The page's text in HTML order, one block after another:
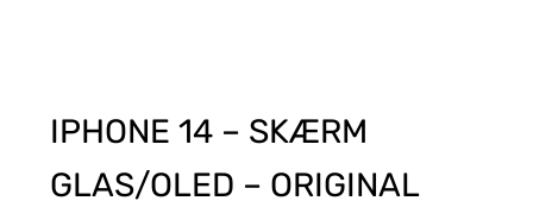
IPHONE 14 – SKÆRM
GLAS/OLED – ORIGINAL